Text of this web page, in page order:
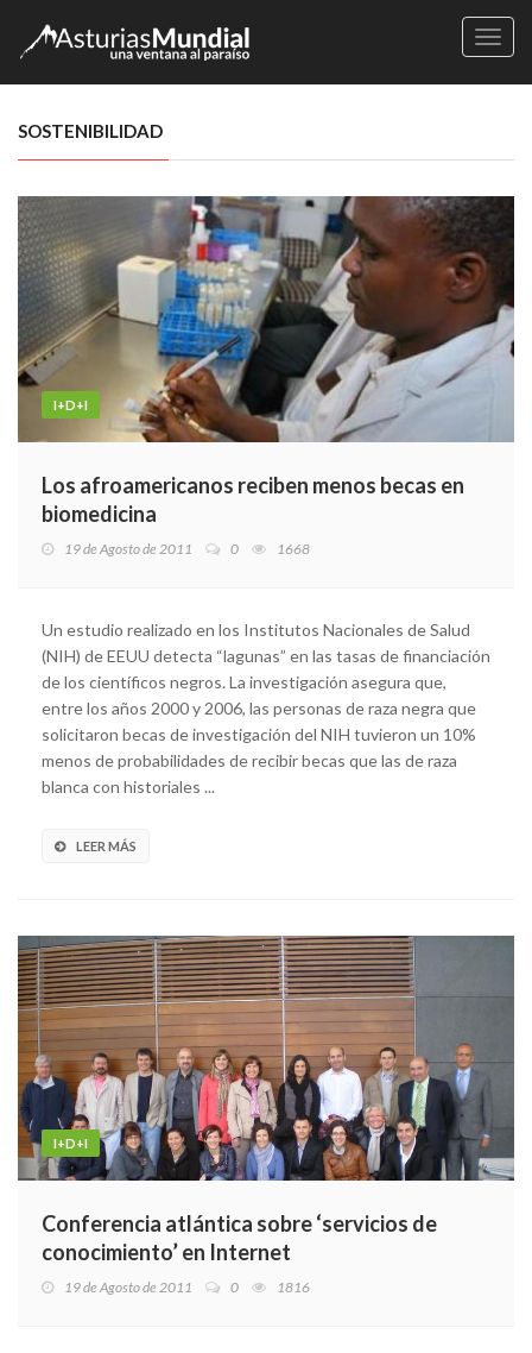
SOSTENIBILIDAD
I+D+I
Los afroamericanos reciben menos becas en
biomedicina
19 de Agosto de 2011 0 1668
Un estudio realizado en los Institutos Nacionales de Salud
(NIH) de EEUU detecta “lagunas” en las tasas de financiación
de los científicos negros. La investigación asegura que,
entre los años 2000 y 2006, las personas de raza negra que
solicitaron becas de investigación del NIH tuvieron un 10%
menos de probabilidades de recibir becas que las de raza
blanca con historiales ...
LEER MÁS
I+D+I
Conferencia atlántica sobre ‘servicios de
conocimiento’ en Internet
19 de Agosto de 2011 0 1816